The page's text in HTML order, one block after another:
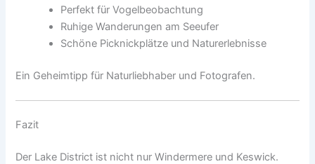
Perfekt für Vogelbeobachtung
Ruhige Wanderungen am Seeufer
Schöne Picknickplätze und Naturerlebnisse
Ein Geheimtipp für Naturliebhaber und Fotografen.
Fazit
Der Lake District ist nicht nur Windermere und Keswick.